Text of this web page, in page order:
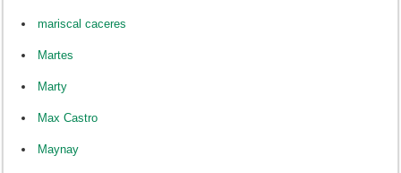
mariscal caceres
Martes
Marty
Max Castro
Maynay